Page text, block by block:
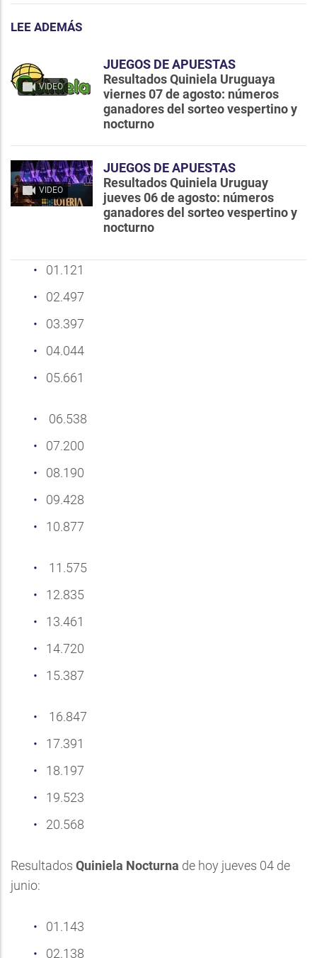
LEE ADEMÁS
VIDEO
JUEGOS DE APUESTAS
Resultados Quiniela Uruguaya
viernes 07 de agosto: números
ganadores del sorteo vespertino y
nocturno
VIDEO
JUEGOS DE APUESTAS
Resultados Quiniela Uruguay
jueves 06 de agosto: números
ganadores del sorteo vespertino y
nocturno
01.121
02.497
03.397
04.044
05.661
06.538
07.200
08.190
09.428
10.877
11.575
12.835
13.461
14.720
15.387
16.847
17.391
18.197
19.523
20.568
Resultados Quiniela Nocturna de hoy jueves 04 de
junio:
01.143
02.138